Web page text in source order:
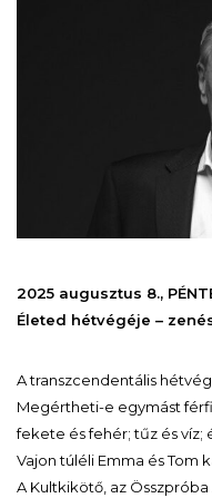
2025 augusztus 8.,
Életed hétvégéje –
A transzcendentális
Megértheti-e egymást
fekete és fehér; tűz és víz;
Vajon túléli Emma és Tom
A Kultkikötő, az